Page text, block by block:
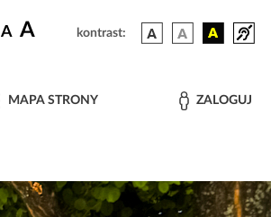
A A kontrast:
MAPA STRONY ZALOGUJ